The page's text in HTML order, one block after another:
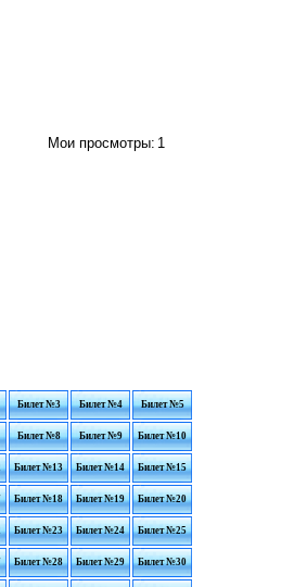
Мои просмотры: 1
Билет №3 Билет №4 Билет №5
Билет №8 Билет №9 Билет №10
Билет №13 Билет №14 Билет №15
Билет №18 Билет №19 Билет №20
Билет №23 Билет №24 Билет №25
Билет №28 Билет №29 Билет №30